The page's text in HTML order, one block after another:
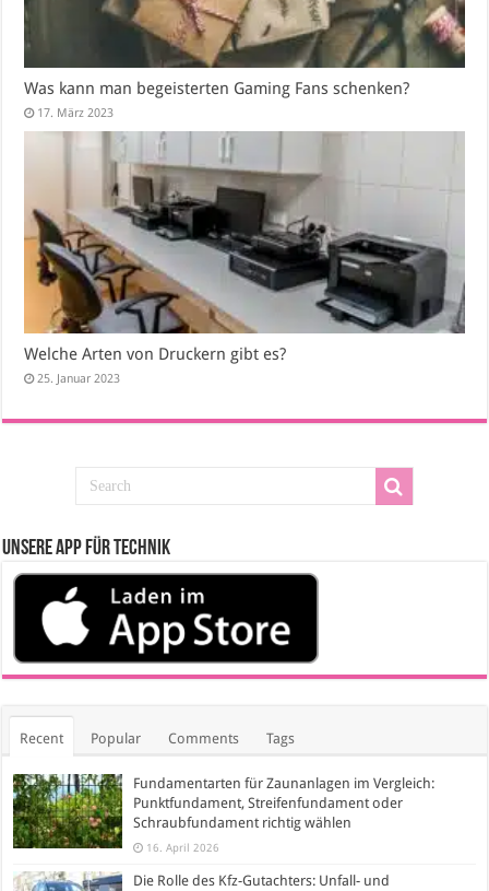
Was kann man begeisterten Gaming Fans schenken?
17. März 2023
Welche Arten von Druckern gibt es?
25. Januar 2023
Unsere App für Technik
Recent Popular Comments Tags
Fundamentarten für Zaunanlagen im Vergleich:
Punktfundament, Streifenfundament oder
Schraubfundament richtig wählen
16. April 2026
Die Rolle des Kfz-Gutachters: Unfall- und